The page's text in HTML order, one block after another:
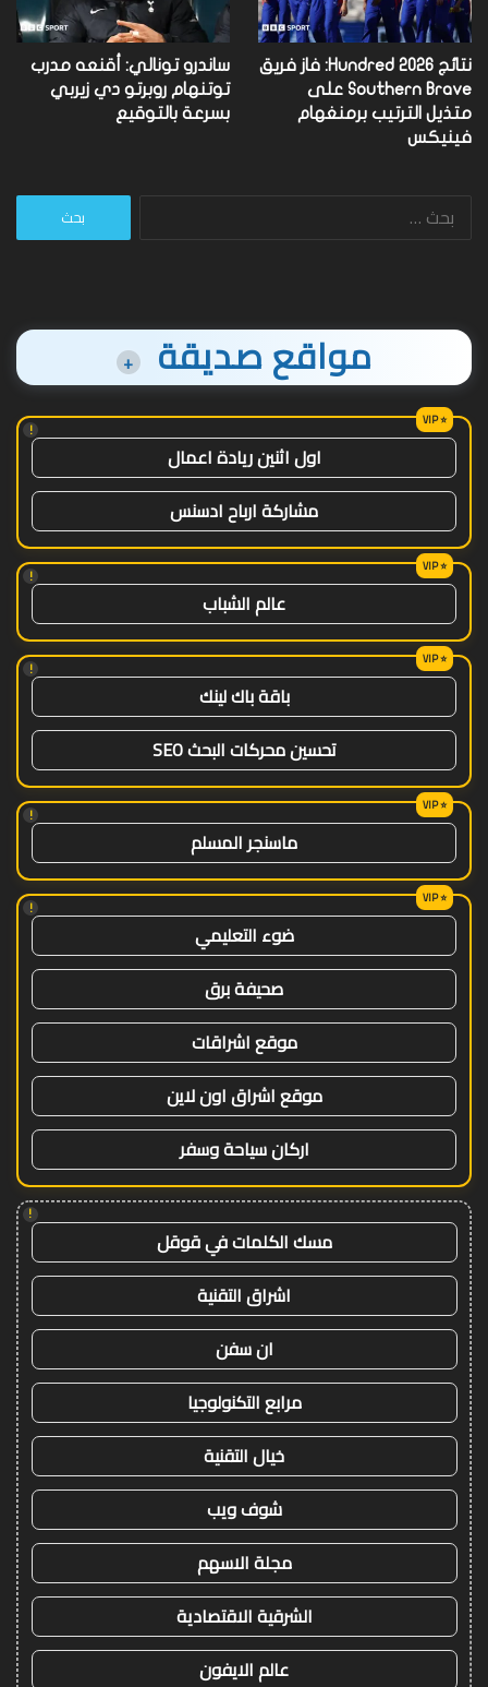
نتائج Hundred 2026: فاز فريق
Southern Brave على
متذيل الترتيب برمنغهام
فينيكس
ساندرو تونالي: أقنعه مدرب
توتنهام روبرتو دي زيربي
بسرعة بالتوقيع
البحث
مواقع صديقة +
!
اول اثنين ريادة اعمال
مشاركة ارباح ادسنس
!
عالم الشباب
!
باقة باك لينك
تحسين محركات البحث SEO
!
ماسنجر المسلم
!
ضوء التعليمي
صحيفة برق
موقع اشراقات
موقع اشراق اون لاين
اركان سياحة وسفر
!
مسك الكلمات في قوقل
اشراق التقنية
ان سفن
مرابع التكنولوجيا
خيال التقنية
شوف ويب
مجلة الاسهم
الشرقية الاقتصادية
عالم الايفون